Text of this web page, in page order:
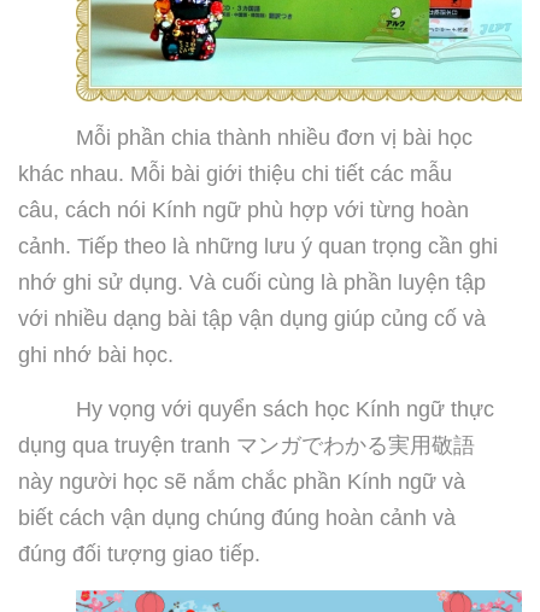
Mỗi phần chia thành nhiều đơn vị bài học
khác nhau. Mỗi bài giới thiệu chi tiết các mẫu
câu, cách nói Kính ngữ phù hợp với từng hoàn
cảnh. Tiếp theo là những lưu ý quan trọng cần ghi
nhớ ghi sử dụng. Và cuối cùng là phần luyện tập
với nhiều dạng bài tập vận dụng giúp củng cố và
ghi nhớ bài học.
Hy vọng với quyển sách học Kính ngữ thực
dụng qua truyện tranh マンガでわかる実用敬語
này người học sẽ nắm chắc phần Kính ngữ và
biết cách vận dụng chúng đúng hoàn cảnh và
đúng đối tượng giao tiếp.